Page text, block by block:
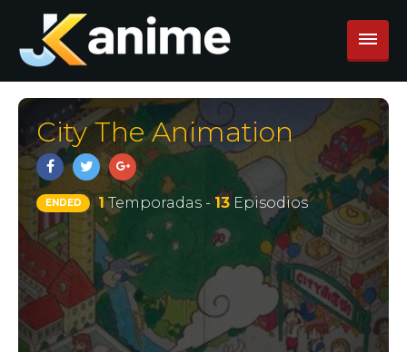
City The Animation
ENDED 1Temporadas - 13Episodios